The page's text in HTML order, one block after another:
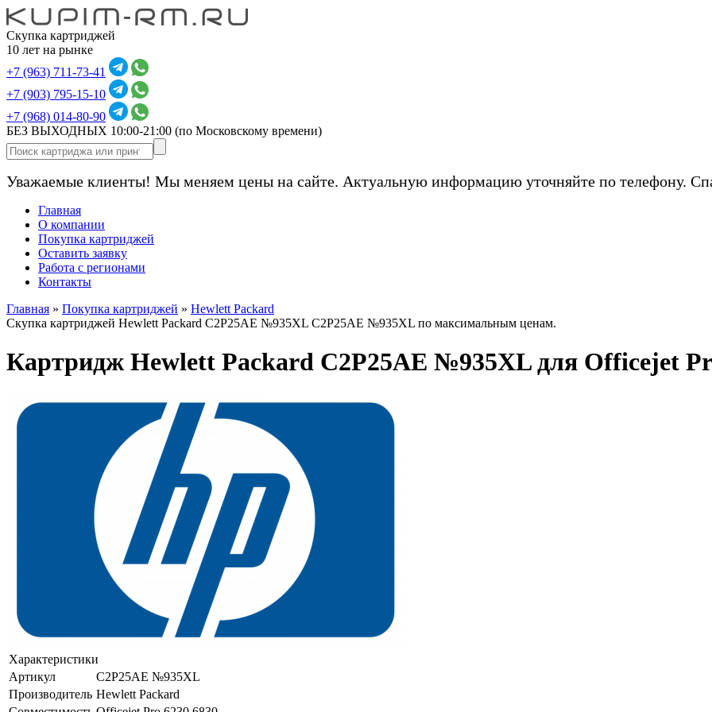
Скупка картриджей
10 лет на рынке
+7 (963) 711-73-41
+7 (903) 795-15-10
+7 (968) 014-80-90
БЕЗ ВЫХОДНЫХ 10:00-21:00 (по Московскому времени)
Уважаемые клиенты! Мы меняем цены на сайте. Актуальную информацию уточняйте по телефону.
Главная
О компании
Покупка картриджей
Оставить заявку
Работа с регионами
Контакты
Главная » Покупка картриджей » Hewlett Packard
Скупка картриджей Hewlett Packard C2P25AE №935XL C2P25AE №935XL по максимальным ценам.
Картридж Hewlett Packard C2P25AE №935XL для Officejet
Характеристики
Артикул
C2P25AE №935XL
Производитель Hewlett Packard